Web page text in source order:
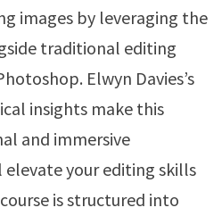
images by leveraging the
traditional editing
Elwyn Davies’s
insights make this
and immersive
your editing skills
is structured into